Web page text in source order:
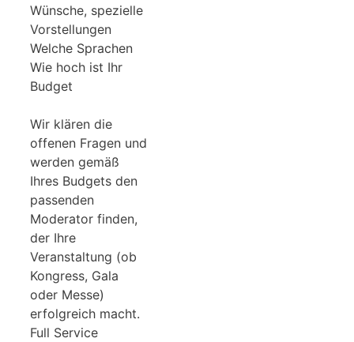
Wünsche, spezielle
Vorstellungen
Welche Sprachen
Wie hoch ist Ihr
Budget
Wir klären die
offenen Fragen und
werden gemäß
Ihres Budgets den
passenden
Moderator finden,
der Ihre
Veranstaltung (ob
Kongress, Gala
oder Messe)
erfolgreich macht.
Full Service